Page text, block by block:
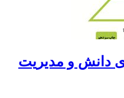
دانش و مدیریت